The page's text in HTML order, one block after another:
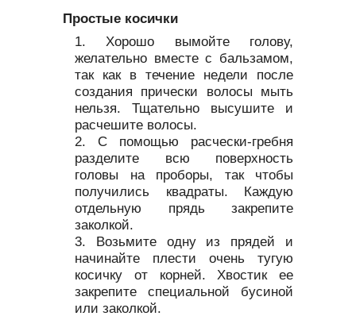
Простые косички
Хорошо вымойте голову,
желательно вместе с бальзамом,
так как в течение недели после
создания прически волосы мыть
нельзя. Тщательно высушите и
расчешите волосы.
С помощью расчески-гребня
разделите всю поверхность
головы на проборы, так чтобы
получились квадраты. Каждую
отдельную прядь закрепите
заколкой.
Возьмите одну из прядей и
начинайте плести очень тугую
косичку от корней. Хвостик ее
закрепите специальной бусиной
или заколкой.